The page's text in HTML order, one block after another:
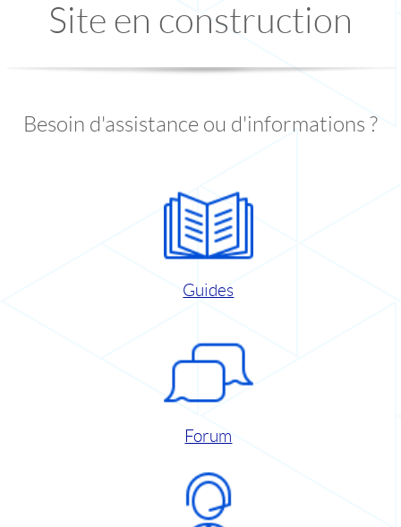
Site en construction
Besoin d'assistance ou d'informations ?
Guides
Forum